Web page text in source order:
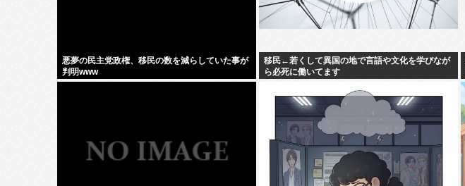
悪夢の民主党政権、移民の数を減らしていた事が
判明www
移民←若くして異国の地で言語や文化を学びなが
ら必死に働いてます